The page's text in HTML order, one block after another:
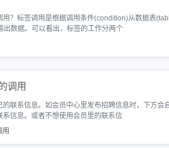
？标签调用是根据调用条件(condition)从数据表
数据。可以看出，标签的工作分两个
调用
联系信息。如会员中心里发布招聘信息时，下方
信息。或者不想使用会员里的联系信
用